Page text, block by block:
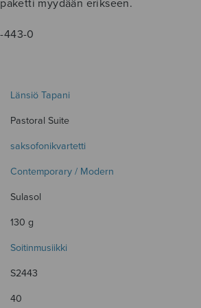
myydään erikseen.
443-0
Länsiö Tapani
Pastoral Suite
saksofonikvartetti
Contemporary / Modern
Sulasol
130 g
Soitinmusiikki
S2443
40